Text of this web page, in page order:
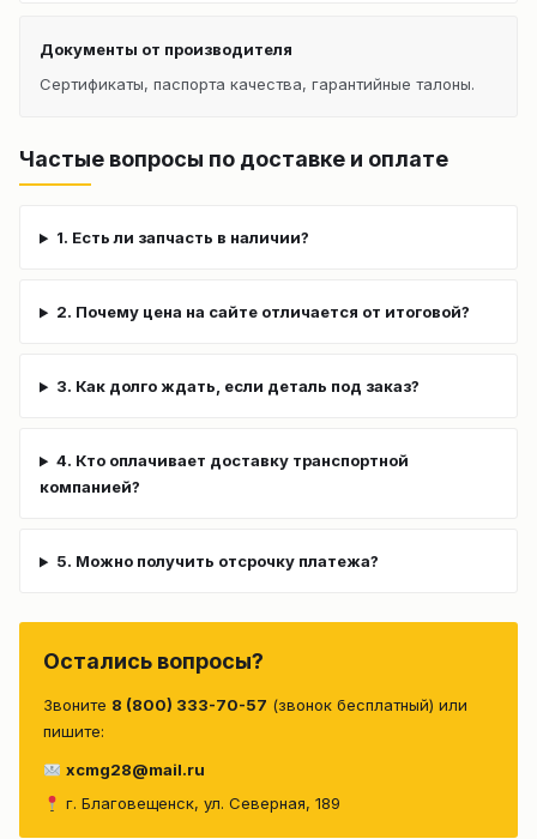
Документы от производителя
Сертификаты, паспорта качества, гарантийные талоны.
Частые вопросы по доставке и оплате
1. Есть ли запчасть в наличии?
2. Почему цена на сайте отличается от итоговой?
3. Как долго ждать, если деталь под заказ?
4. Кто оплачивает доставку транспортной
компанией?
5. Можно получить отсрочку платежа?
Остались вопросы?
Звоните 8 (800) 333-70-57 (звонок бесплатный) или
пишите:
xcmg28@mail.ru
г. Благовещенск, ул. Северная, 189